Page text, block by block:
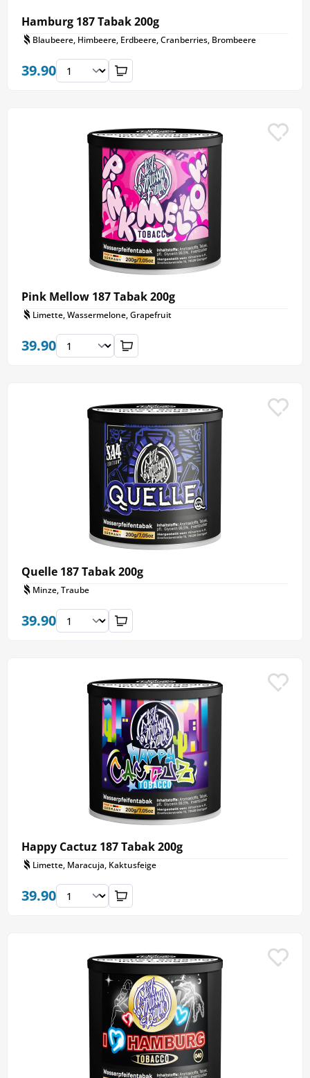
Hamburg 187 Tabak 200g
Blaubeere, Himbeere, Erdbeere, Cranberries, Brombeere
39.90
Pink Mellow 187 Tabak 200g
Limette, Wassermelone, Grapefruit
39.90
Quelle 187 Tabak 200g
Minze, Traube
39.90
Happy Cactuz 187 Tabak 200g
Limette, Maracuja, Kaktusfeige
39.90